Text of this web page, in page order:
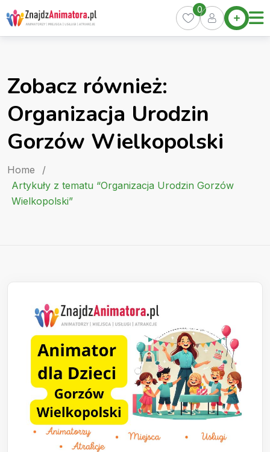
Skip
to
content
Home
Oferty
Kurs
Artykuły
0
Zobacz również:
Organizacja Urodzin
Gorzów Wielkopolski
Home
/
Artykuły z tematu “Organizacja Urodzin Gorzów
Wielkopolski”